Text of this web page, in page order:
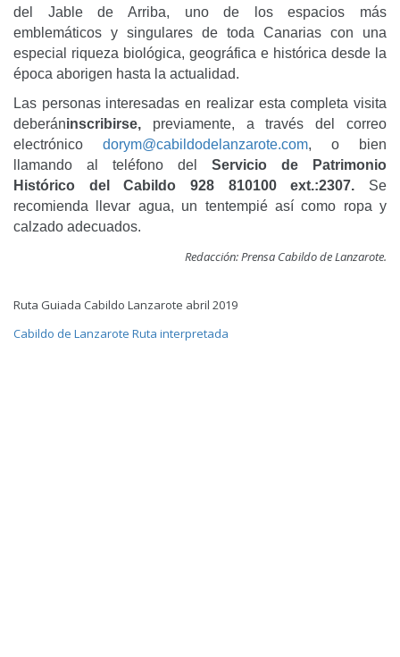
del Jable de Arriba, uno de los espacios más
emblemáticos y singulares de toda Canarias con una
especial riqueza biológica, geográfica e histórica desde la
época aborigen hasta la actualidad.
Las personas interesadas en realizar esta completa visita
deberáninscribirse, previamente, a través del correo
electrónico dorym@cabildodelanzarote.com, o bien
llamando al teléfono del Servicio de Patrimonio
Histórico del Cabildo 928 810100 ext.:2307. Se
recomienda llevar agua, un tentempié así como ropa y
calzado adecuados.
Redacción: Prensa Cabildo de Lanzarote.
Ruta Guiada Cabildo Lanzarote abril 2019
Cabildo de Lanzarote Ruta interpretada